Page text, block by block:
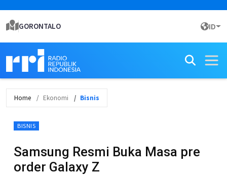
GORONTALO ID
Home Ekonomi Bisnis
BISNIS
Samsung Resmi Buka Masa pre
order Galaxy Z